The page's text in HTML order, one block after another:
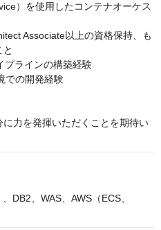
）を使用したコンテナオーケス
Associate以上の資格保持、も
ラインの構築経験
での開発経験
力を発揮いただくことを期待い
DB2、WAS、AWS（ECS、